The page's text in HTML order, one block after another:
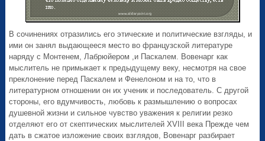
В сочинениях отразились его этические и политические взгляды, и
ими он занял выдающееся место во французской литературе
наряду с Монтенем, Лабрюйером ,и Паскалем. Вовенарг как
мыслитель не примыкает к предыдущему веку, несмотря на свое
преклонение перед Паскалем и Фенелоном и на то, что в
литературном отношении он их ученик и последователь. С другой
стороны, его вдумчивость, любовь к размышлению о вопросах
душевной жизни и сильное чувство уважения к религии резко
отделяют его от скептических мыслителей XVIII века Прежде чем
дать в сжатое изложение своих взглядов, Вовенарг разбирает